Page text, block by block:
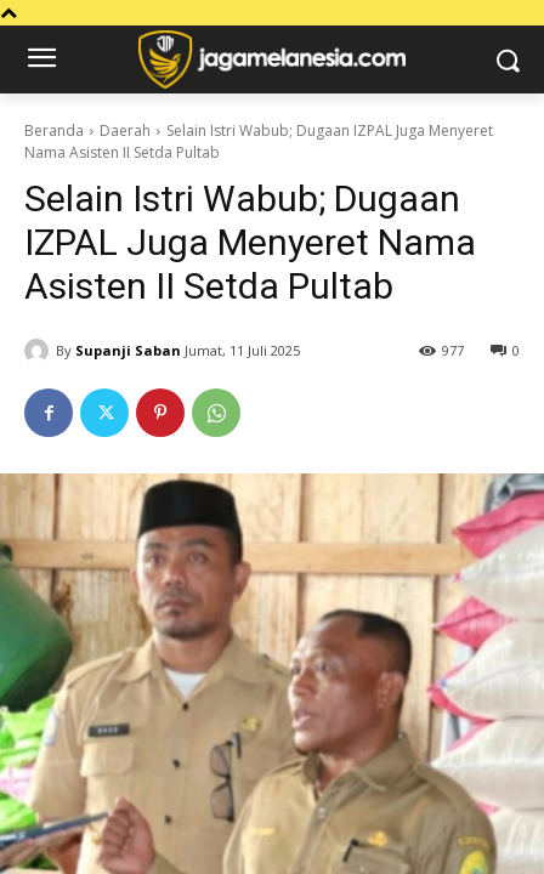
Beranda Daerah
Selain Istri Wabub; Dugaan IZPAL Juga Menyeret
Nama Asisten II Setda Pultab
Selain Istri Wabub; Dugaan
IZPAL Juga Menyeret Nama
Asisten II Setda Pultab
By Supanji Saban Jumat, 11 Juli 2025 0
977